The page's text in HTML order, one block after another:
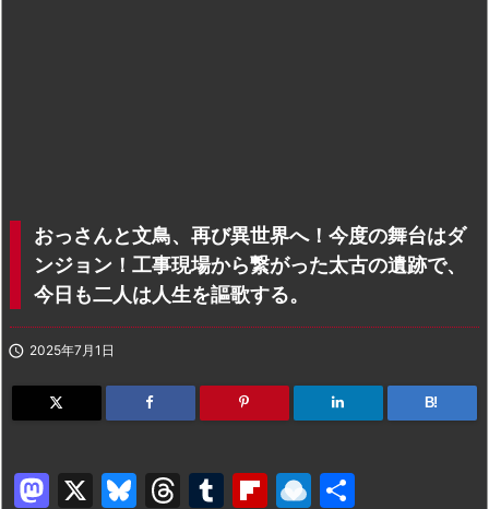
おっさんと文鳥、再び異世界へ！今度の舞台はダ
ンジョン！工事現場から繋がった太古の遺跡で、
今日も二人は人生を謳歌する。
 2025年7月1日
B!
M X
Bl T
T
Fl R